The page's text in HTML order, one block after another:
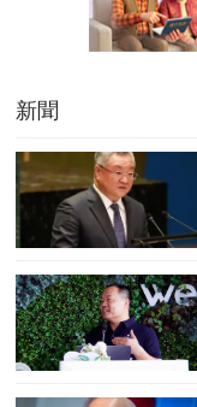
新聞